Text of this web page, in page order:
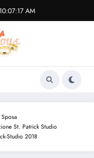
10:07:18 AM
St. Patrick Studio
Studio 2018